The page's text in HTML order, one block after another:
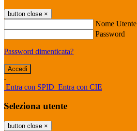
button close ×
Nome Utente
Password
Password dimenticata?
-
Entra con SPID Entra con CIE
Seleziona utente
button close ×